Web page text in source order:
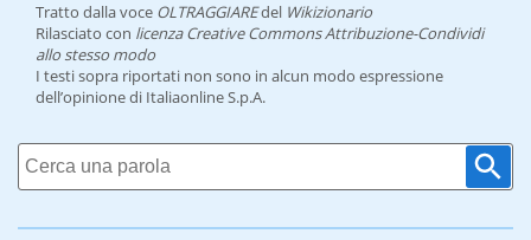
Tratto dalla voce OLTRAGGIAREdel Wikizionario
Rilasciato con licenza Creative Commons Attribuzione-Condividi
allo stesso modo
I testi sopra riportati non sono in alcun modo espressione
dell’opinione di Italiaonline S.p.A.